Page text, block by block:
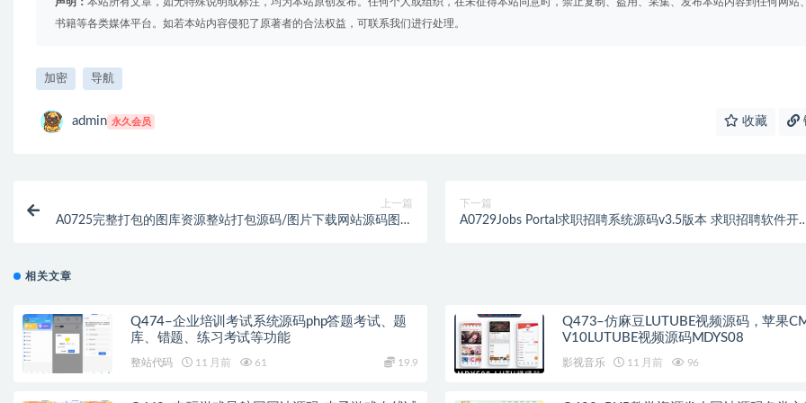
书籍等各类媒体平台。如若本站内容侵犯了原著者的合法权益，可联系我们进行处理。
加密 导航
admin 永久会员 收藏
上一篇
A0725完整打包的图库资源整站打包源码/图片下载网站源码图库
下一篇
A0729Jobs Portal求职招聘系统源码v3.5版本 求职招聘软件开
相关文章
Q474–企业培训考试系统源码php答题考试、题
库、错题、练习考试等功能
整站代码 11 月前 61 19.9
Q473–仿麻豆LUTUBE视频源码，苹果
V10LUTUBE视频源码MDYS08
影视音乐 11 月前 96